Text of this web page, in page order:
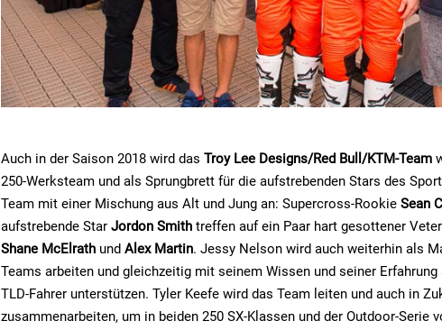
Auch in der Saison 2018 wird dasTroy Lee Designs/Red Bull/KTM-Team
250-Werksteam und als Sprungbrett für die aufstrebenden Stars des
Team mit einer Mischung aus Alt und Jung an: Supercross-RookieSean
aufstrebende StarJordon Smith treffen auf ein Paar hart gesottener
Shane McElrath undAlex Martin. Jessy Nelson wird auch weiterhin als
Teams arbeiten und gleichzeitig mit seinem Wissen und seiner Erfahrung
TLD-Fahrer unterstützen. Tyler Keefe wird das Team leiten und auch in
zusammenarbeiten, um in beiden 250 SX-Klassen und der Outdoor-Serie